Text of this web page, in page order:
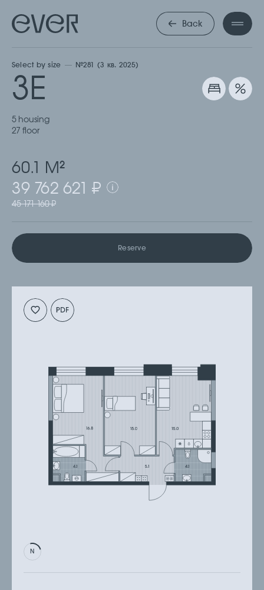
Back
Select by size №281 (3 кв. 2025)
3Е
5 housing
27 floor
60.1 М2
39 762 621 ₽
45 171 160 ₽
Reserve